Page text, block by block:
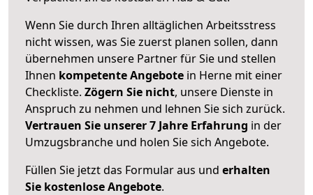
Wenn Sie durch Ihren alltäglichen Arbeitsstress
nicht wissen, was Sie zuerst planen sollen, dann
übernehmen unsere Partner für Sie und stellen
Ihnen kompetente Angebote in Herne mit einer
Checkliste. Zögern Sie nicht, unsere Dienste in
Anspruch zu nehmen und lehnen Sie sich zurück.
Vertrauen Sie unserer 7 Jahre Erfahrung in der
Umzugsbranche und holen Sie sich Angebote.
Füllen Sie jetzt das Formular aus und erhalten
Sie kostenlose Angebote.